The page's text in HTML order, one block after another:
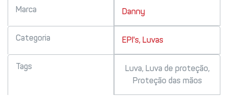
Marca Danny
Categoria EPI's, Luvas
Tags Luva, Luva de proteção,
Proteção das mãos